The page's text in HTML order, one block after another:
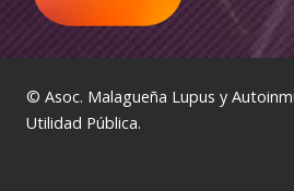
© Asoc. Malagueña Lupus y
Utilidad Pública.